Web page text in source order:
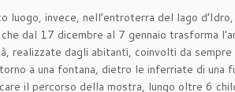
luogo, invece, nell’entroterra del lago
dal 17 dicembre al 7 gennaio trasforma
realizzate dagli abitanti, coinvolti da
a una fontana, dietro le inferriate di una
il percorso della mostra, lungo oltre 6